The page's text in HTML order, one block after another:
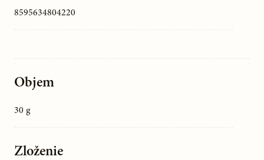
8595634804220
Objem
30 g
Zloženie